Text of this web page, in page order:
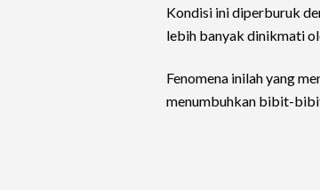
Kondisi ini diperburuk
lebih banyak dinikmati
Fenomena inilah yang
menumbuhkan bibit-